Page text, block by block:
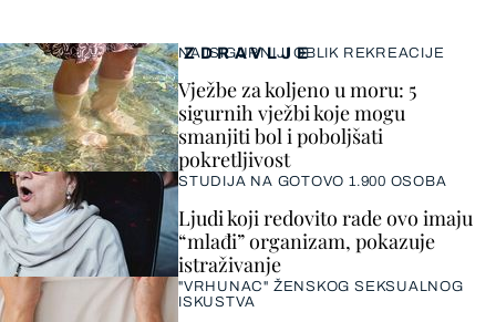
ZDRAVLJE
NAJSIGURNIJI OBLIK REKREACIJE
Vježbe za koljeno u moru: 5
sigurnih vježbi koje mogu
smanjiti bol i poboljšati
pokretljivost
STUDIJA NA GOTOVO 1.900 OSOBA
Ljudi koji redovito rade ovo imaju
“mlađi” organizam, pokazuje
istraživanje
"VRHUNAC" ŽENSKOG SEKSUALNOG
ISKUSTVA